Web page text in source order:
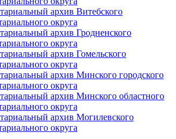
архив Витебского
округа
архив Гродненского
округа
архив Гомельского
округа
архив Минского городского
округа
архив Минского областного
округа
архив Могилевского
округа